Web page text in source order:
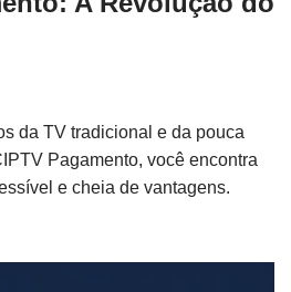
da TV tradicional e da pouca
Pagamento, você encontra
e cheia de vantagens.